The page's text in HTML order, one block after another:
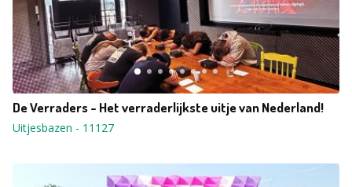
De Verraders - Het verraderlijkste uitje van Nederland!
Uitjesbazen - 11127